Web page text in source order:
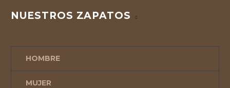
NUESTROS ZAPATOS
HOMBRE
MUJER